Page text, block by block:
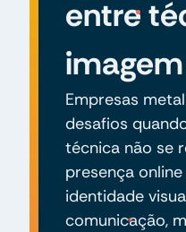
entre
imagem
Empresas
desafios
técnica não se
presença
identidade
comunicação,